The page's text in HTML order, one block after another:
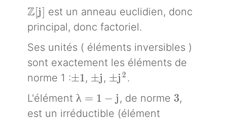
\mathbb{Z}[j]
Z[j] est un anneau euclidien, donc
principal, donc factoriel.
Ses unités ( éléments inversibles )
sont exactement les éléments de
norme 1 :\pm 1
±1, \pm j
±j , \pm j^2
±j 2 .
L'élément \lambda= 1- j
λ = 1 − j , de norme 3
3,
est un irréductible (élément